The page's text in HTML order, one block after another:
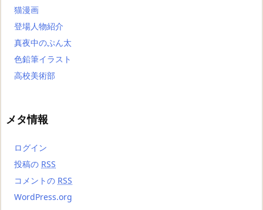
猫漫画
登場人物紹介
真夜中のぷん太
色鉛筆イラスト
高校美術部
メタ情報
ログイン
投稿の RSS
コメントの RSS
WordPress.org